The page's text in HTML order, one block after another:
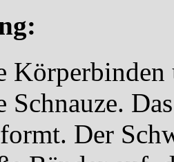
Schnauze.
Der